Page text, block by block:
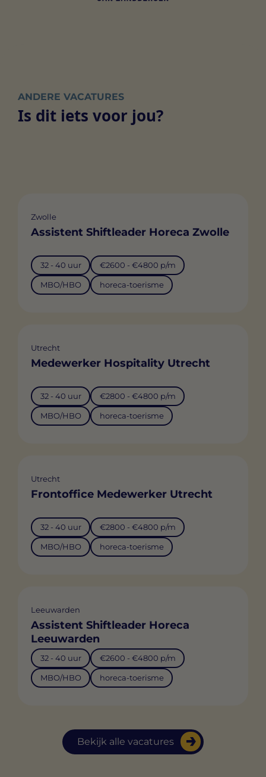
ANDERE VACATURES
Is dit iets voor jou?
Bekijk alle vacatures
Zwolle
Assistent Shiftleader Horeca Zwolle
32 - 40 uur €2600 - €4800 p/m
MBO/HBO horeca-toerisme
Utrecht
Medewerker Hospitality Utrecht
32 - 40 uur €2800 - €4800 p/m
MBO/HBO horeca-toerisme
Utrecht
Frontoffice Medewerker Utrecht
32 - 40 uur €2800 - €4800 p/m
MBO/HBO horeca-toerisme
Leeuwarden
Assistent Shiftleader Horeca
Leeuwarden
32 - 40 uur €2600 - €4800 p/m
MBO/HBO horeca-toerisme